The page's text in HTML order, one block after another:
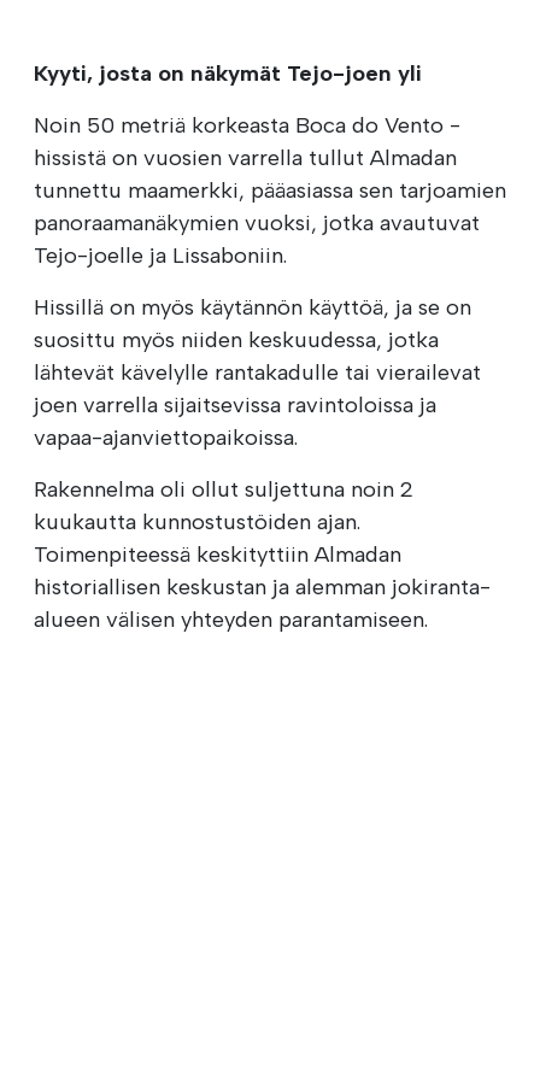
Kyyti, josta on näkymät Tejo-joen yli
Noin 50 metriä korkeasta Boca do Vento -
hissistä on vuosien varrella tullut Almadan
tunnettu maamerkki, pääasiassa sen tarjoamien
panoraamanäkymien vuoksi, jotka avautuvat
Tejo-joelle ja Lissaboniin.
Hissillä on myös käytännön käyttöä, ja se on
suosittu myös niiden keskuudessa, jotka
lähtevät kävelylle rantakadulle tai vierailevat
joen varrella sijaitsevissa ravintoloissa ja
vapaa-ajanviettopaikoissa.
Rakennelma oli ollut suljettuna noin 2
kuukautta kunnostustöiden ajan.
Toimenpiteessä keskityttiin Almadan
historiallisen keskustan ja alemman jokiranta-
alueen välisen yhteyden parantamiseen.